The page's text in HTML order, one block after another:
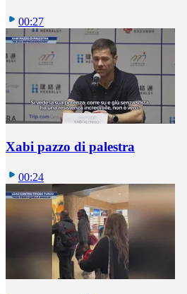
00:27
Xabi pazzo di palestra
00:24